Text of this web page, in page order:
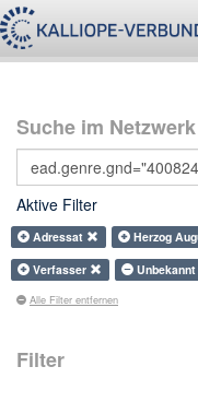
Suche im Netzwerk
Aktive Filter
Adressat Herzog
Verfasser
Unbekannt
Alle Filter entfernen
Filter